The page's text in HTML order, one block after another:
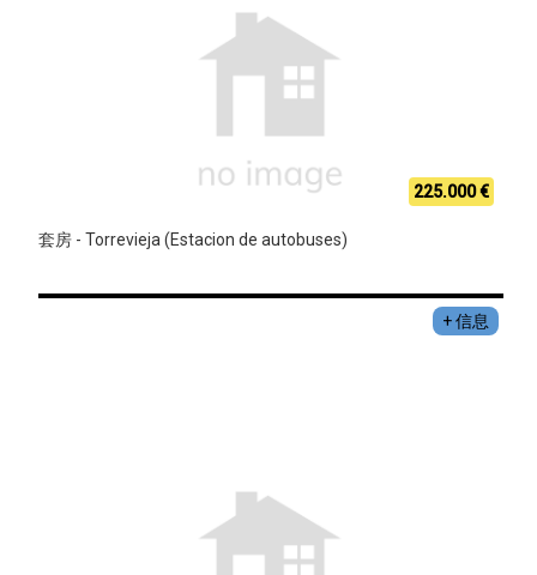
225.000 €
套房 - Torrevieja (Estacion de autobuses)
+ 信息